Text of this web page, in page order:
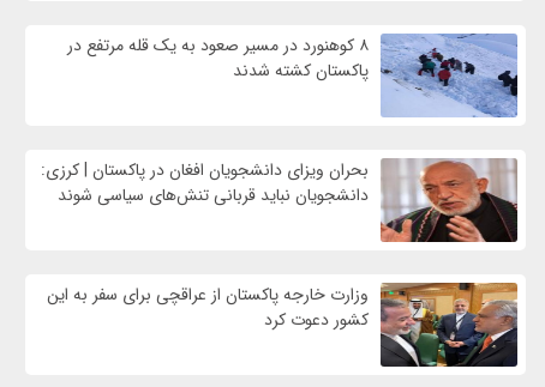
۸ کوهنورد در مسیر صعود به یک قله مرتفع در
پاکستان کشته شدند
بحران ویزای دانشجویان افغان در پاکستان | کرزی:
دانشجویان نباید قربانی تنش‌های سیاسی شوند
وزارت خارجه پاکستان از عراقچی برای سفر به این
کشور دعوت کرد